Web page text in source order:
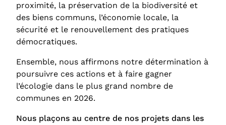
proximité, la préservation de la biodiversité et
des biens communs, l’économie locale, la
sécurité et le renouvellement des pratiques
démocratiques.
Ensemble, nous affirmons notre détermination à
poursuivre ces actions et à faire gagner
l’écologie dans le plus grand nombre de
communes en 2026.
Nous plaçons au centre de nos projets dans les